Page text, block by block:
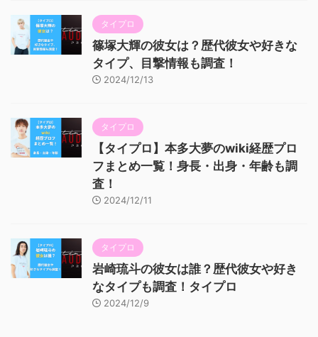
タイプロ
篠塚大輝の彼女は？歴代彼女や好きな
タイプ、目撃情報も調査！
2024/12/13
タイプロ
【タイプロ】本多大夢のwiki経歴プロ
フまとめ一覧！身長・出身・年齢も調
査！
2024/12/11
タイプロ
岩崎琉斗の彼女は誰？歴代彼女や好き
なタイプも調査！タイプロ
2024/12/9